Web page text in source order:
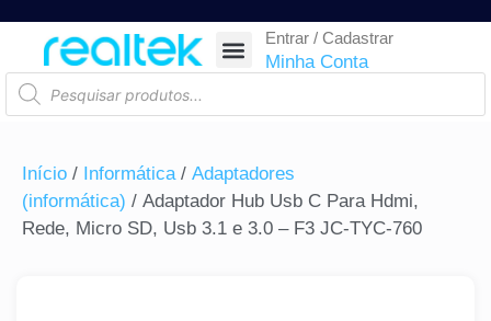
Entrar / Cadastrar
Minha Conta
Início / Informática/ Adaptadores
(informática) / Adaptador Hub Usb C Para Hdmi,
Rede, Micro SD, Usb 3.1 e 3.0 – F3 JC-TYC-760